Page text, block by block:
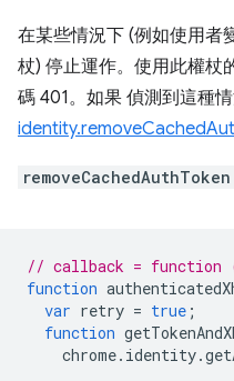
在某些情況下 (例如使用者
杖) 停止運作。使用此權杖
碼 401。如果 偵測到這種
removeCachedAuthToken
// callback = function
function
var retry = true ;
function
chrome. identity.